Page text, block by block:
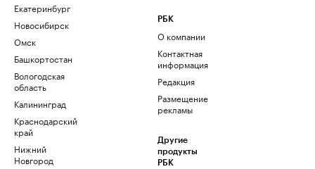
Екатеринбург
Новосибирск
Омск
Башкортостан
Вологодская
область
Калининград
Краснодарский
край
Нижний
Новгород
РБК
О компании
Контактная
информация
Редакция
Размещение
рекламы
Другие
продукты
РБК